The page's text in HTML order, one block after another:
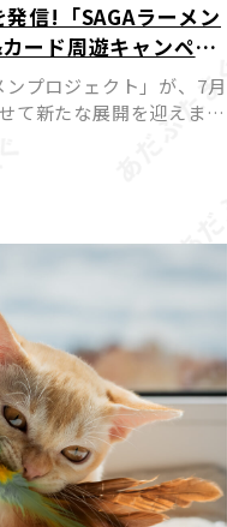
信!「SAGAラーメン
ード周遊キャンペー
プロジェクト」が、7月
て新たな展開を迎えまし